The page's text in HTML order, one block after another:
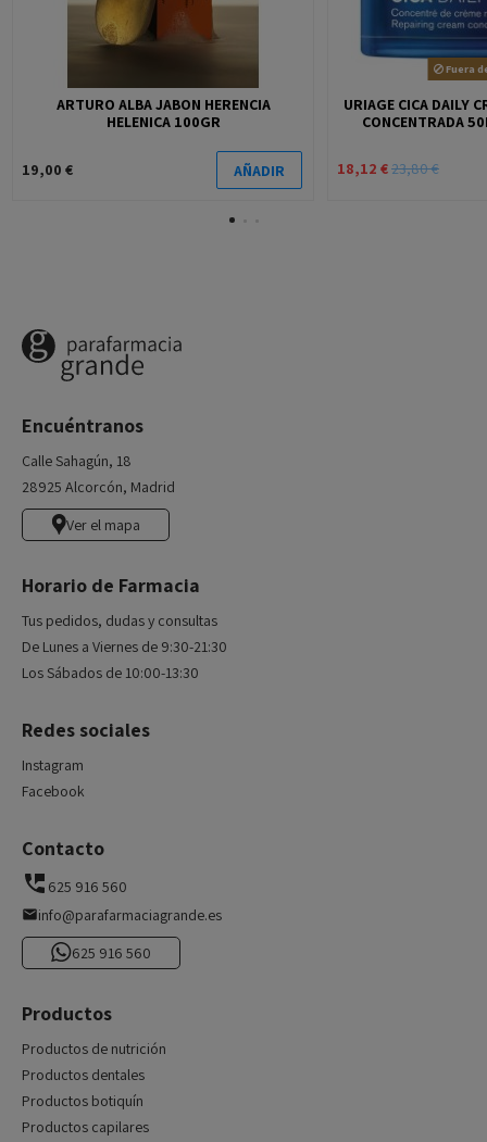
ARTURO ALBA JABON HERENCIA
HELENICA 100GR
19,00 € AÑADIR
Fuera
URIAGE CICA DAILY
CONCENTRADA
18,12 €23,80 €
Encuéntranos
Calle Sahagún, 18
28925 Alcorcón, Madrid
Ver el mapa
Horario de Farmacia
Tus pedidos, dudas y consultas
De Lunes a Viernes de 9:30-21:30
Los Sábados de 10:00-13:30
Redes sociales
Instagram
Facebook
Contacto
625 916 560
info@parafarmaciagrande.es
625 916 560
Productos
Productos de nutrición
Productos dentales
Productos botiquín
Productos capilares